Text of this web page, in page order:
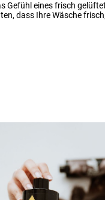
Gefühl eines frisch
dass Ihre Wäsche